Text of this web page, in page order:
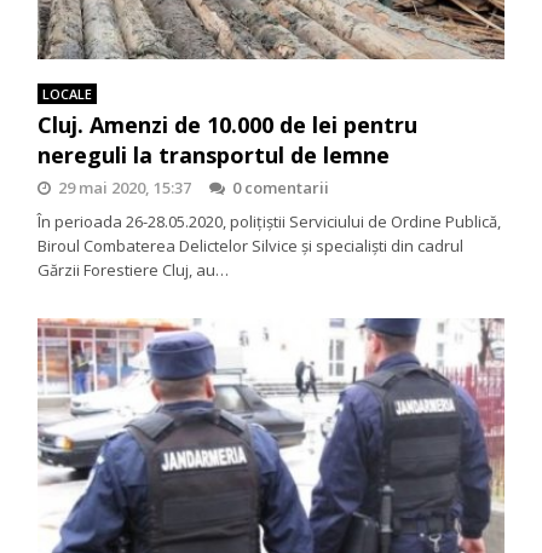
LOCALE
Cluj. Amenzi de 10.000 de lei pentru
nereguli la transportul de lemne
29 mai 2020, 15:37
0 comentarii
În perioada 26-28.05.2020, polițiștii Serviciului de Ordine Publică,
Biroul Combaterea Delictelor Silvice și specialiști din cadrul
Gărzii Forestiere Cluj, au…